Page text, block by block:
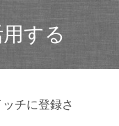
する
チに登録さ